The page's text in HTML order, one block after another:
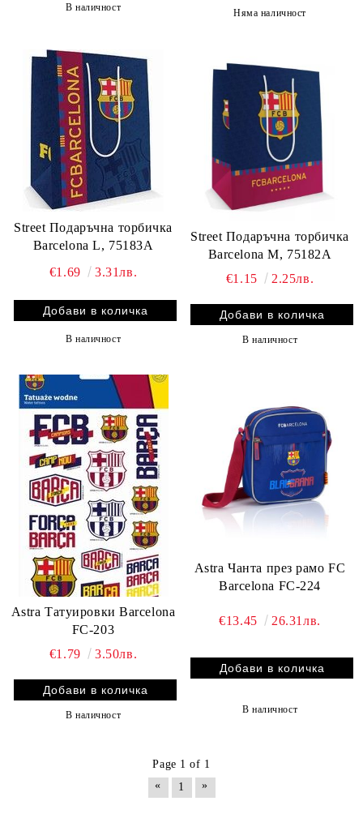
В наличност
Няма наличност
Street Подаръчна торбичка
Barcelona L, 75183A
€1.69
3.31лв.
В наличност
Street Подаръчна торбичка
Barcelona M, 75182A
€1.15
2.25лв.
В наличност
Astra Татуировки Barcelona
FC-203
€1.79
3.50лв.
В наличност
Astra Чанта през рамо FC
Barcelona FC-224
€13.45 26.31лв.
В наличност
Page 1 of 1
«
1 »